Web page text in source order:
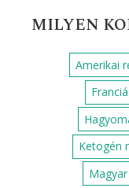
MILYEN
Amerikai
Ketogén